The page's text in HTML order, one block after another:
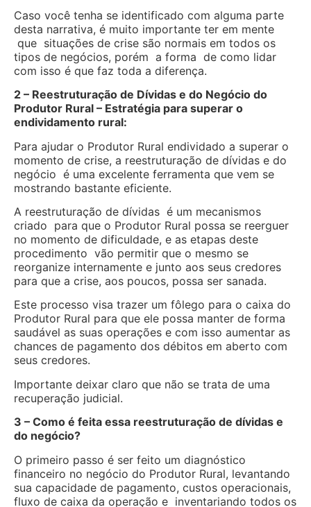
Caso você tenha se identificado com alguma parte
desta narrativa, é muito importante ter em mente
que situações de crise são normais em todos os
tipos de negócios, porém a forma de como lidar
com isso é que faz toda a diferença.
2 – Reestruturação de Dívidas e do Negócio do
Produtor Rural – Estratégia para superar o
endividamento rural:
Para ajudar o Produtor Rural endividado a superar o
momento de crise, a reestruturação de dívidas e do
negócio é uma excelente ferramenta que vem se
mostrando bastante eficiente.
A reestruturação de dívidas é um mecanismos
criado para que o Produtor Rural possa se reerguer
no momento de dificuldade, e as etapas deste
procedimento vão permitir que o mesmo se
reorganize internamente e junto aos seus credores
para que a crise, aos poucos, possa ser sanada.
Este processo visa trazer um fôlego para o caixa do
Produtor Rural para que ele possa manter de forma
saudável as suas operações e com isso aumentar as
chances de pagamento dos débitos em aberto com
seus credores.
Importante deixar claro que não se trata de uma
recuperação judicial.
3 – Como é feita essa reestruturação de dívidas e
do negócio?
O primeiro passo é ser feito um diagnóstico
financeiro no negócio do Produtor Rural, levantando
sua capacidade de pagamento, custos operacionais,
fluxo de caixa da operação e inventariando todos os